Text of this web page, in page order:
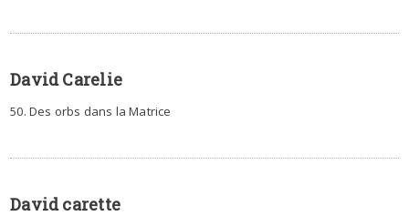
David Carelie
50. Des orbs dans la Matrice
David carette